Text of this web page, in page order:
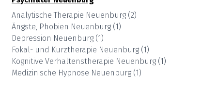
Analytische Therapie Neuenburg (2)
Ängste, Phobien Neuenburg (1)
Depression Neuenburg (1)
Fokal- und Kurztherapie Neuenburg (1)
Kognitive Verhaltenstherapie Neuenburg (1)
Medizinische Hypnose Neuenburg (1)